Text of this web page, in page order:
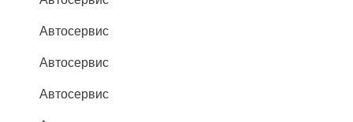
Автосервис
Автосервис
Автосервис